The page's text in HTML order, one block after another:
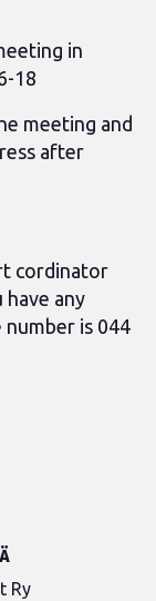
in
18
meeting and
after
cordinator
any
is 044
Ry